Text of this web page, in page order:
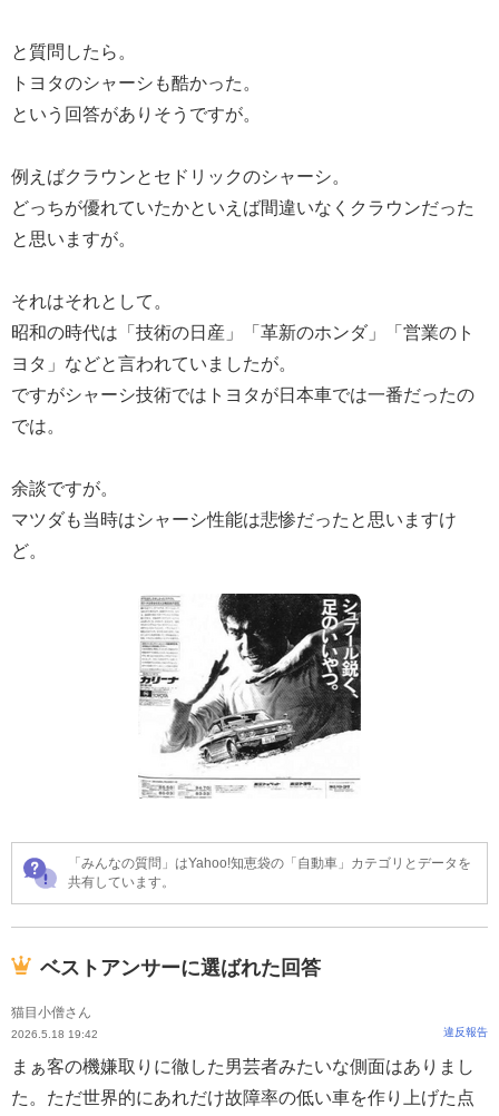
と質問したら。
トヨタのシャーシも酷かった。
という回答がありそうですが。
例えばクラウンとセドリックのシャーシ。
どっちが優れていたかといえば間違いなくクラウンだった
と思いますが。
それはそれとして。
昭和の時代は「技術の日産」「革新のホンダ」「営業のト
ヨタ」などと言われていましたが。
ですがシャーシ技術ではトヨタが日本車では一番だったの
では。
余談ですが。
マツダも当時はシャーシ性能は悲惨だったと思いますけ
ど。
「みんなの質問」はYahoo!知恵袋の「自動車」カテゴリとデータを
共有しています。
ベストアンサーに選ばれた回答
猫目小僧さん
2026.5.18 19:42 違反報告
まぁ客の機嫌取りに徹した男芸者みたいな側面はありまし
た。ただ世界的にあれだけ故障率の低い車を作り上げた点